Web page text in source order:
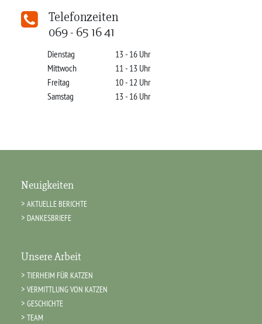
Telefonzeiten
069 - 65 16 41
Dienstag
13 - 16 Uhr
Mittwoch
11 - 13 Uhr
Freitag
10 - 12 Uhr
Samstag
13 - 16 Uhr
Neuigkeiten
AKTUELLE BERICHTE
DANKESBRIEFE
Unsere Arbeit
TIERHEIM FÜR KATZEN
VERMITTLUNG VON KATZEN
GESCHICHTE
TEAM